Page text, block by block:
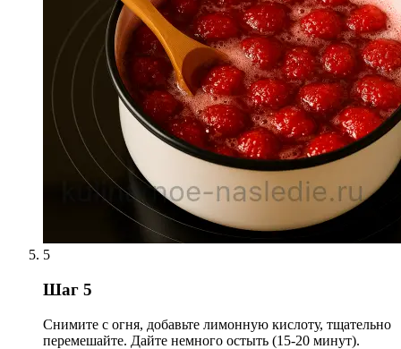
5
Шаг 5
Снимите с огня, добавьте лимонную кислоту, тщательно
перемешайте. Дайте немного остыть (15-20 минут).